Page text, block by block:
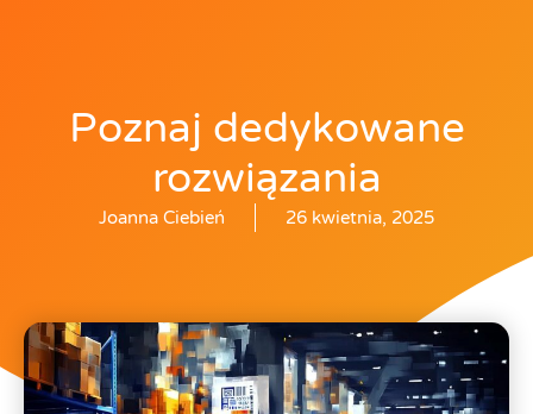
Poznaj dedykowane
rozwiązania
Joanna Ciebień 26 kwietnia, 2025